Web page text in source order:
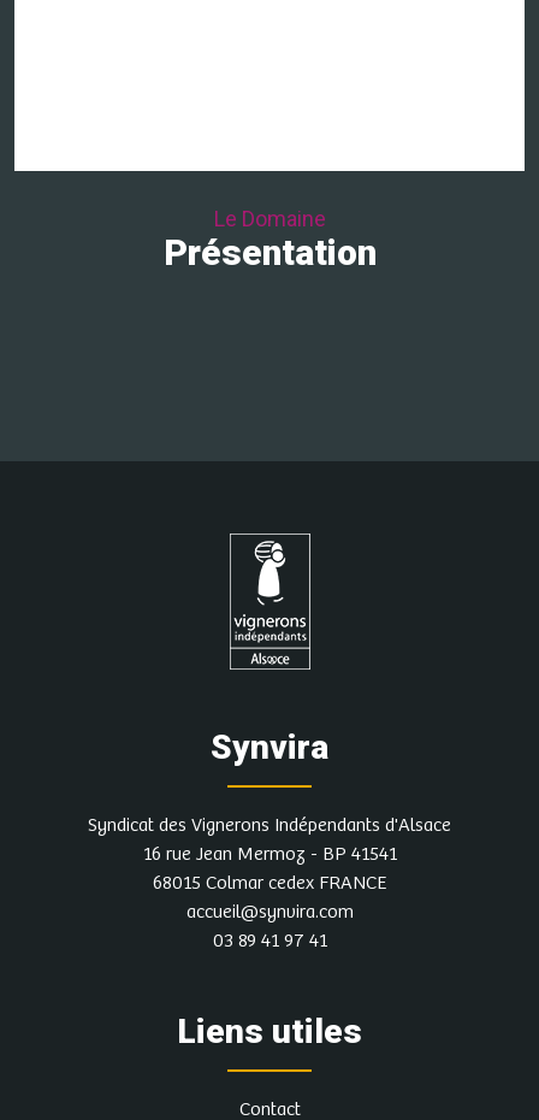
Le Domaine
Présentation
Synvira
Syndicat des Vignerons Indépendants d'Alsace
16 rue Jean Mermoz - BP 41541
68015 Colmar cedex FRANCE
accueil@synvira.com
03 89 41 97 41
Liens utiles
Contact